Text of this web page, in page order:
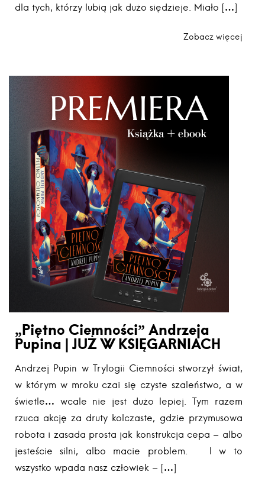
dla tych, którzy lubią jak dużo siędzieje. Miało […]
Zobacz więcej
„Piętno Ciemności” Andrzeja
Pupina | JUŻ W KSIĘGARNIACH
Andrzej Pupin w Trylogii Ciemności stworzył świat,
w którym w mroku czai się czyste szaleństwo, a w
świetle… wcale nie jest dużo lepiej. Tym razem
rzuca akcję za druty kolczaste, gdzie przymusowa
robota i zasada prosta jak konstrukcja cepa – albo
jesteście silni, albo macie problem. I w to
wszystko wpada nasz człowiek – […]